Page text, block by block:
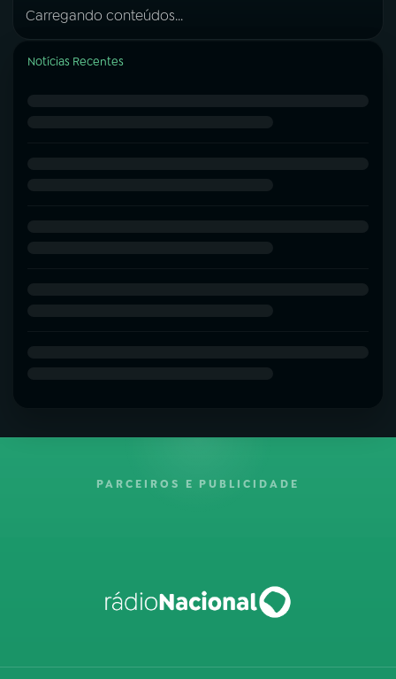
Carregando conteúdos...
Notícias Recentes
PARCEIROS E PUBLICIDADE